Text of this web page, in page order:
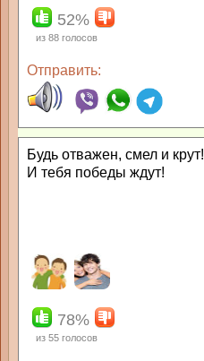
52%
из 88 голосов
Отправить:
Будь отважен, смел и крут!
И тебя победы ждут!
78%
из 55 голосов